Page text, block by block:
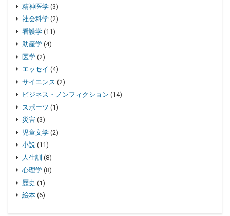
精神医学(3)
社会科学(2)
看護学(11)
助産学(4)
医学(2)
エッセイ (4)
サイエンス (2)
ビジネス・ノンフィクション (14)
スポーツ (1)
災害(3)
児童文学(2)
小説(11)
人生訓 (8)
心理学(8)
歴史 (1)
絵本(6)